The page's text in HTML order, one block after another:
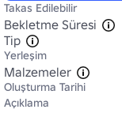
Takas Edilebilir
Bekletme Süresi
Tip
Yerleşim
Malzemeler
Oluşturma Tarihi
Açıklama